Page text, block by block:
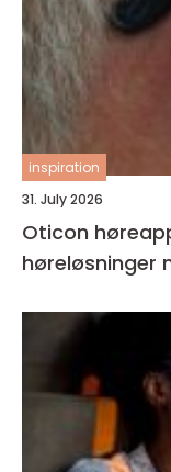
inspiration
31. July 2026
Oticon
høreløsninger